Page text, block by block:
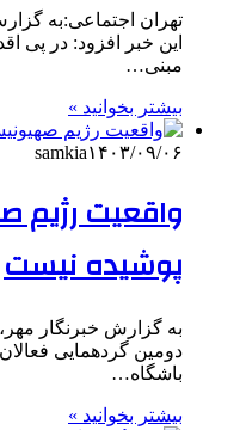
تهران اجتماعی:به
این خبر افزود: در پی
مبنی…
بیشتر بخوانید »
samkia۱۴۰۳/۰۹/۰۶
واقعیت
پوشیده نیست
به گزارش خبرنگار
دومین گردهمایی
باشگاه…
بیشتر بخوانید »